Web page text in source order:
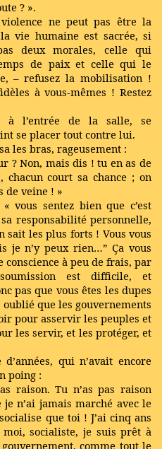
? ».
ne peut pas être la
vie humaine est sacrée, si
deux morales, celle qui
de paix et celle qui le
– refusez la mobilisation !
à vous-mêmes ! Restez
à l’entrée de la salle, se
se placer tout contre lui.
les bras, rageusement :
? Non, mais dis ! tu en as de
court sa chance ; on
de veine ! »
vous sentez bien que c’est
responsabilité personnelle,
sait les plus forts ! Vous vous
je n’y peux rien…” Ça vous
conscience à peu de frais, par
est difficile, et
pas que vous êtes les dupes
que les gouvernements
pour asservir les peuples et
les servir, et les protéger, et
qui n’avait encore
poing :
raison. Tu n’as pas raison
n’ai jamais marché avec le
que toi ! J’ai cinq ans
socialiste, je suis prêt à
comme tout le